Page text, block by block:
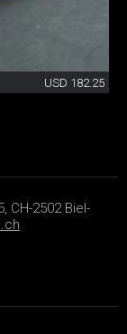
USD 182.25
CH-2502 Biel-